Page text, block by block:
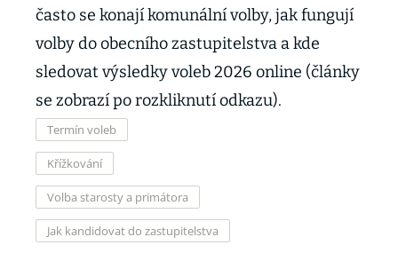
často se konají komunální volby, jak fungují
volby do obecního zastupitelstva a kde
sledovat výsledky voleb 2026 online (články
se zobrazí po rozkliknutí odkazu).
Termín voleb
Křížkování
Volba starosty a primátora
Jak kandidovat do zastupitelstva